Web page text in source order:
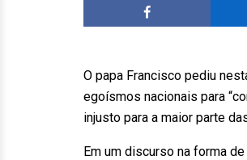
O papa Francisco pediu
egoísmos nacionais para
injusto para a maior parte
Em um discurso na forma